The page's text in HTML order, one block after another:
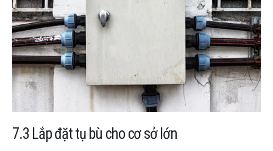
7.3 Lắp đặt tụ bù cho cơ sở lớn